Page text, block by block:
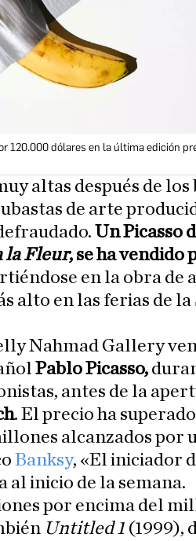
120.000 dólares en la última edición
altas después de los
de arte
Un Picasso
la Fleur, se ha vendido
en la obra de
alto en las ferias de la
Nahmad Gallery
Pablo Picasso,
antes de la
. El precio ha superado
alcanzados por
Banksy, «El iniciador
al inicio de la semana.
por encima del
Untitled 1 (1999),